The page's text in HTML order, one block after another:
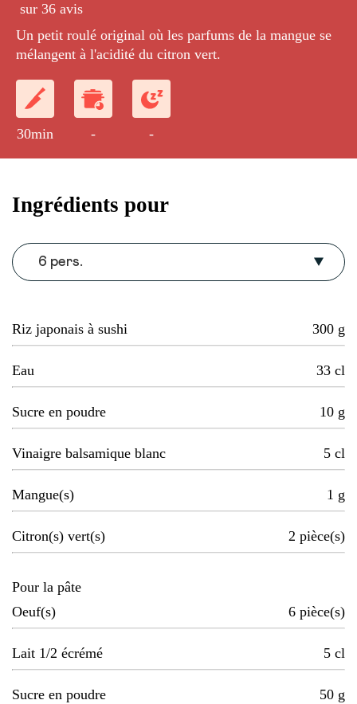
sur 36 avis
Un petit roulé original où les parfums de la mangue se
mélangent à l'acidité du citron vert.
30min - -
Ingrédients pour
6 pers.
Riz japonais à sushi 300 g
Eau 33 cl
Sucre en poudre 10 g
Vinaigre balsamique blanc 5 cl
Mangue(s) 1 g
Citron(s) vert(s) 2 pièce(s)
Pour la pâte
Oeuf(s)
6 pièce(s)
Lait 1/2 écrémé 5 cl
Sucre en poudre 50 g